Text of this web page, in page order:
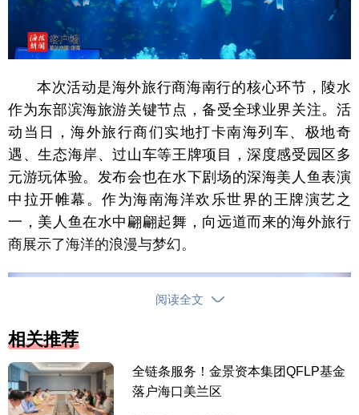
本次活动是海外旅行商海南行的核心环节，陵水
作为东部滨海旅游关键节点，备受全球业界关注。 活
动 当日，海外旅行商们实地打卡南海列车、极地奇
遇、生态海岸、过山车等王牌项目，深度感受园区多
元游玩体验。发布会也在水下剧场的深海美人鱼表演
中拉开帷幕。作为海南海洋欢乐世界的王牌演艺之
一，美人鱼在水中翩翩起舞，向远道而来的海外旅行
商展示了海洋的浪漫与梦幻。
阅读全文
相关推荐
全链条服务！金景资本集团QFLP基金
落户海口美兰区